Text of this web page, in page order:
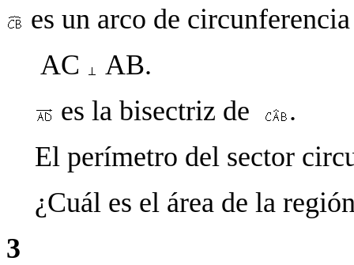
es un arco de
AC
AB.
es la bisectriz de
.
El perímetro del sector
¿Cuál es el área de la
3